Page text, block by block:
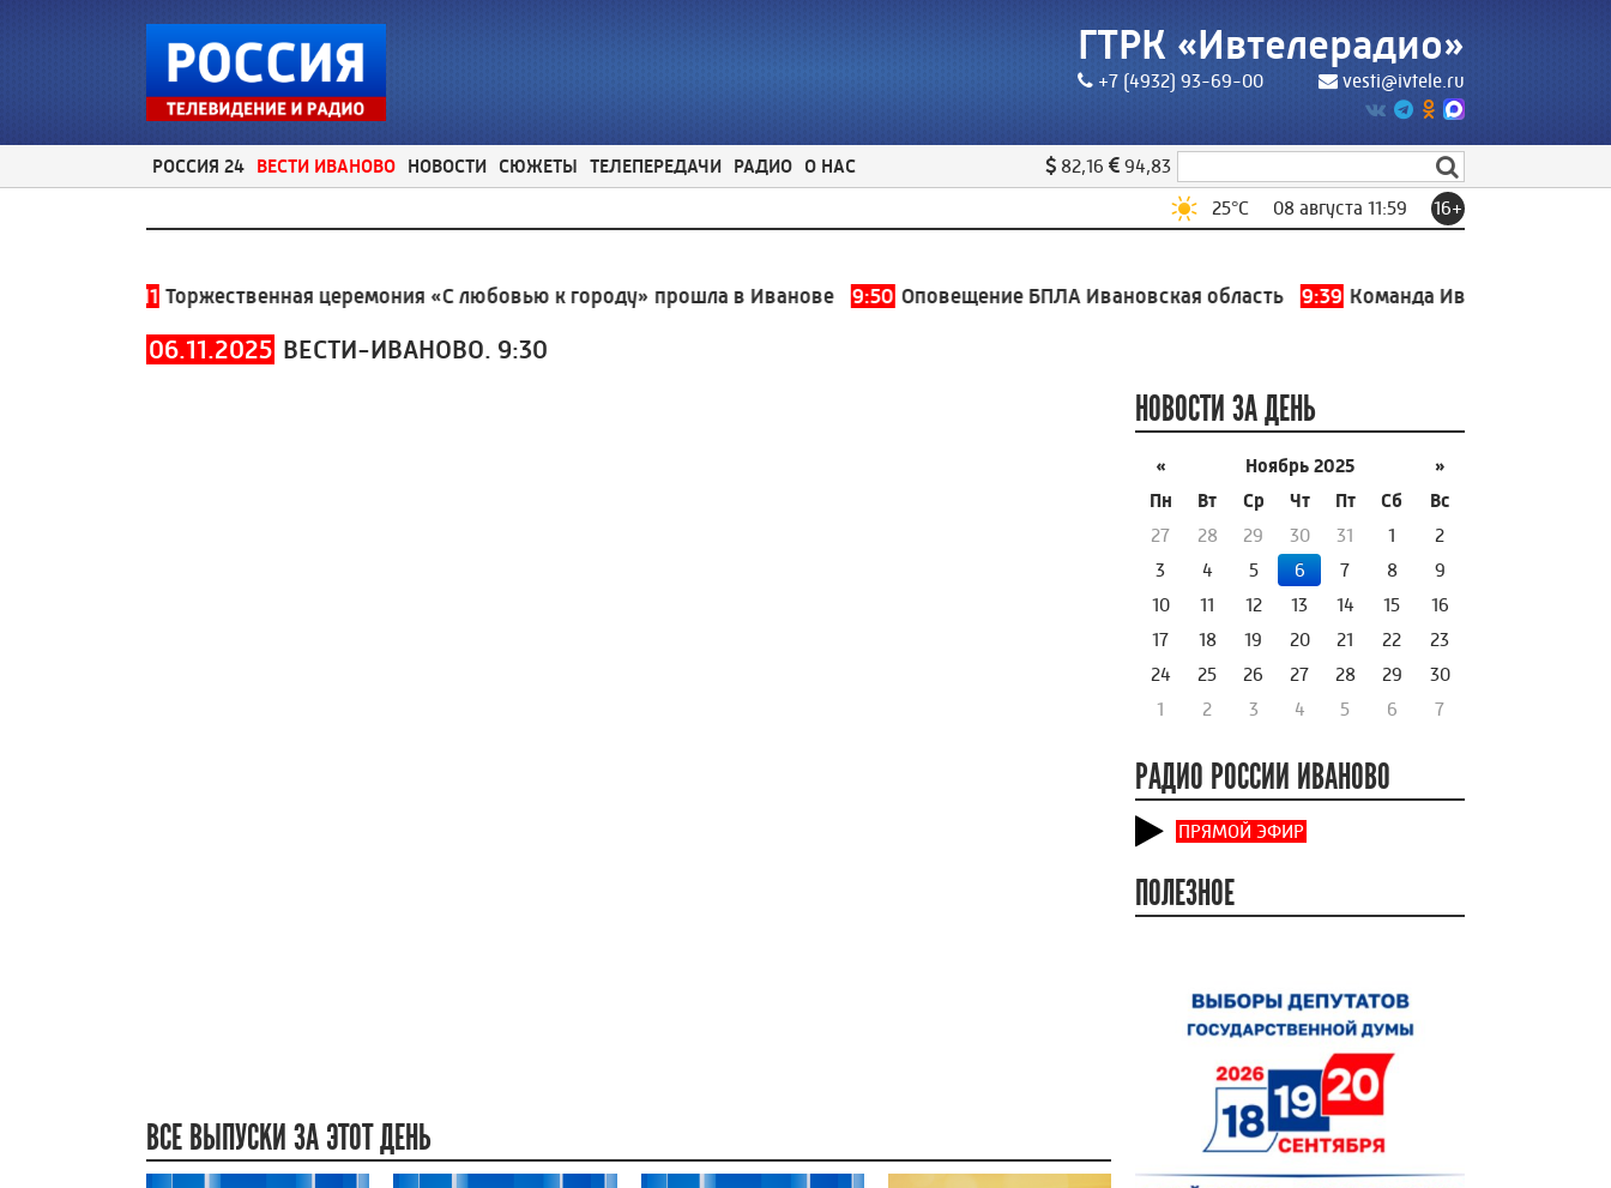
ГТРК «Ивтелерадио»
+7 (4932) 93-69-00 vesti@ivtele.ru
РОССИЯ 24 ВЕСТИ ИВАНОВО НОВОСТИ СЮЖЕТЫ ТЕЛЕПЕРЕДАЧИ РАДИО О НАС 82,16
94,83
25°C 08 августа 11:59 16+
Торжественная церемония «С любовью к городу» прошла в Иванове 9:50 Оповещение БПЛА Ивановская область 9:39 Команда Ивановской области
06.11.2025 ВЕСТИ-ИВАНОВО. 9:30
ВСЕ ВЫПУСКИ ЗА ЭТОТ ДЕНЬ
НОВОСТИ ЗА ДЕНЬ
« Ноябрь 2025
»
Пн
Вт Ср Чт Пт Сб
Вс
27
28 29 30 31 1
2
3
4 5 6 7 8
9
10
11 12 13 14 15
16
17
18 19 20 21 22
23
24
25 26 27 28 29
30
1
2 3 4 5 6 7
РАДИО РОССИИ ИВАНОВО
ПРЯМОЙ ЭФИР
ПОЛЕЗНОЕ